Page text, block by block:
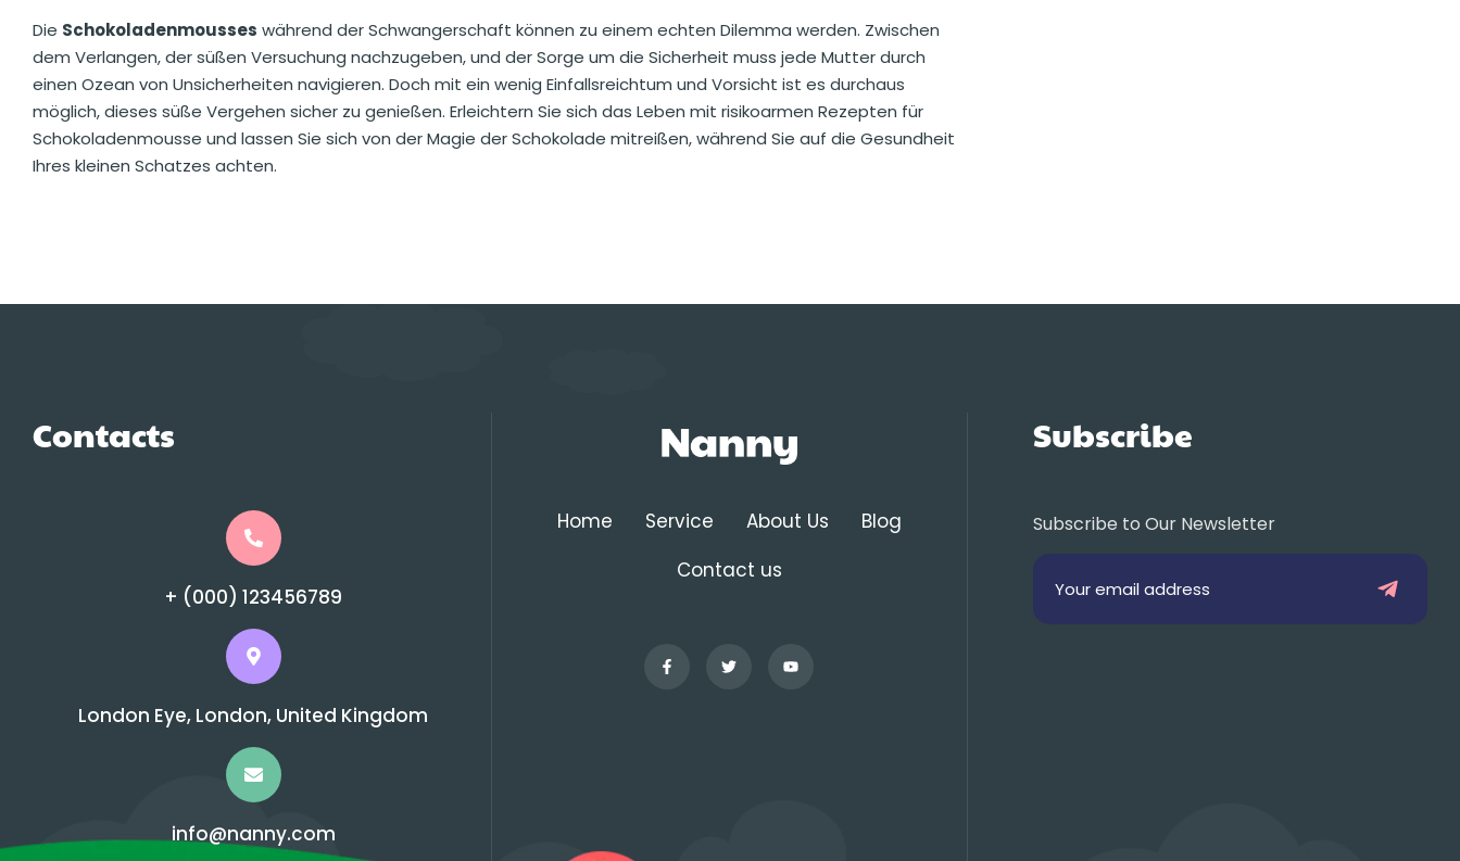
Die Schokoladenmousses während der Schwangerschaft können zu einem echten Dilemma werden. Zwischen
dem Verlangen, der süßen Versuchung nachzugeben, und der Sorge um die Sicherheit muss jede Mutter durch
einen Ozean von Unsicherheiten navigieren. Doch mit ein wenig Einfallsreichtum und Vorsicht ist es durchaus
möglich, dieses süße Vergehen sicher zu genießen. Erleichtern Sie sich das Leben mit risikoarmen Rezepten für
Schokoladenmousse und lassen Sie sich von der Magie der Schokolade mitreißen, während Sie auf die Gesundheit
Ihres kleinen Schatzes achten.
Contacts
+ (000) 123456789
London Eye, London, United Kingdom
info@nanny.com
Home Service About Us
Blog
Contact us
Subscribe
Subscribe to Our Newsletter